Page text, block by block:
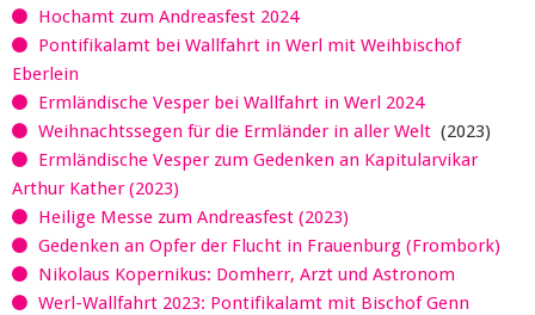
Hochamt zum Andreasfest 2024
Pontifikalamt bei Wallfahrt in Werl mit Weihbischof
Eberlein
Ermländische Vesper bei Wallfahrt in Werl 2024
Weihnachtssegen für die Ermländer in aller Welt (2023)
Ermländische Vesper zum Gedenken an Kapitularvikar
Arthur Kather (2023)
Heilige Messe zum Andreasfest (2023)
Gedenken an Opfer der Flucht in Frauenburg (Frombork)
Nikolaus Kopernikus: Domherr, Arzt und Astronom
Werl-Wallfahrt 2023: Pontifikalamt mit Bischof Genn